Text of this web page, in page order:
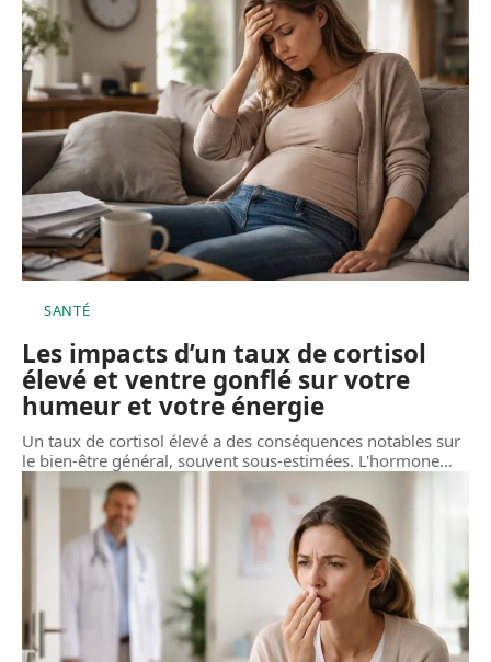
SANTÉ
Les impacts d’un taux de cortisol
élevé et ventre gonflé sur votre
humeur et votre énergie
Un taux de cortisol élevé a des conséquences notables sur
le bien-être général, souvent sous-estimées. L'hormone…